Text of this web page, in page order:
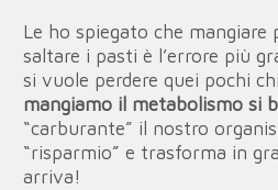
Le ho spiegato che
saltare i pasti è l’errore più
si vuole perdere quei pochi
mangiamo il metabolismo si
“carburante” il nostro
“risparmio” e trasforma in
arriva!